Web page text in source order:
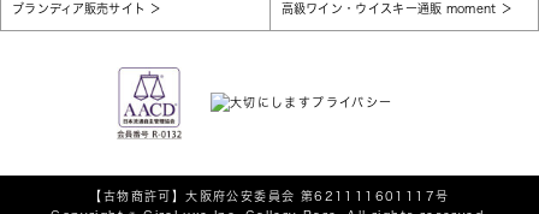
ブランディア販売サイト 高級ワイン・ウイスキー通販 moment
【古物商許可】大阪府公安委員会 第621111601117号